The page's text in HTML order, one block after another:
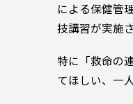
による保健管
技講習が実施
特に「救命の
てほしい、一